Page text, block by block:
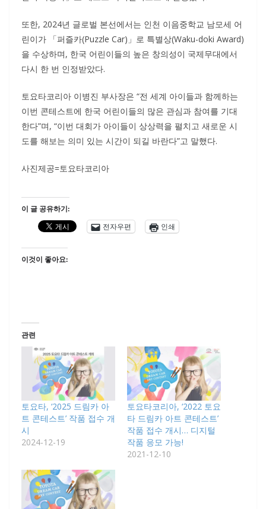
또한, 2024년 글로벌 본선에서는 인천 이음중학교 남모세 어
린이가 「퍼즐카(Puzzle Car)」로 특별상(Waku-doki Award)
을 수상하며, 한국 어린이들의 높은 창의성이 국제무대에서
다시 한 번 인정받았다.
토요타코리아 이병진 부사장은 “전 세계 아이들과 함께하는
이번 콘테스트에 한국 어린이들의 많은 관심과 참여를 기대
한다”며, “이번 대회가 아이들이 상상력을 펼치고 새로운 시
도를 해보는 의미 있는 시간이 되길 바란다”고 말했다.
사진제공=토요타코리아
이 글 공유하기:
전자우편
인쇄
이것이 좋아요:
관련
토요타, ‘2025 드림카 아
트 콘테스트’ 작품 접수 개
시
2024-12-19
토요타코리아, ‘2022 토요
타 드림카 아트 콘테스트’
작품 접수 개시… 디지털
작품 응모 가능!
2021-12-10